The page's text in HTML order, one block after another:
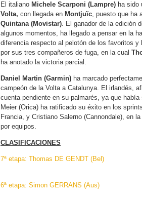
El italiano Michele Scarponi (Lampre) ha sido
Volta, con llegada en Montjuïc, puesto que ha
Quintana (Movistar). El ganador de la edición
algunos momentos, ha llegado a pensar en la
diferencia respecto al pelotón de los favoritos
por sus tres compañeros de fuga, en la cual
ha anotado la victoria parcial.
Daniel Martin (Garmin) ha marcado
campeón de la Volta a Catalunya. El irlandés,
cuenta pendiente en su palmarés, ya que
Meier (Orica) ha ratificado su éxito en los
Francia, y Cristiano Salerno (Cannondale), en
por equipos.
CLASIFICACIONES
7ª etapa: Thomas DE GENDT (Bel)
6ª etapa: Simon GERRANS (Aus)